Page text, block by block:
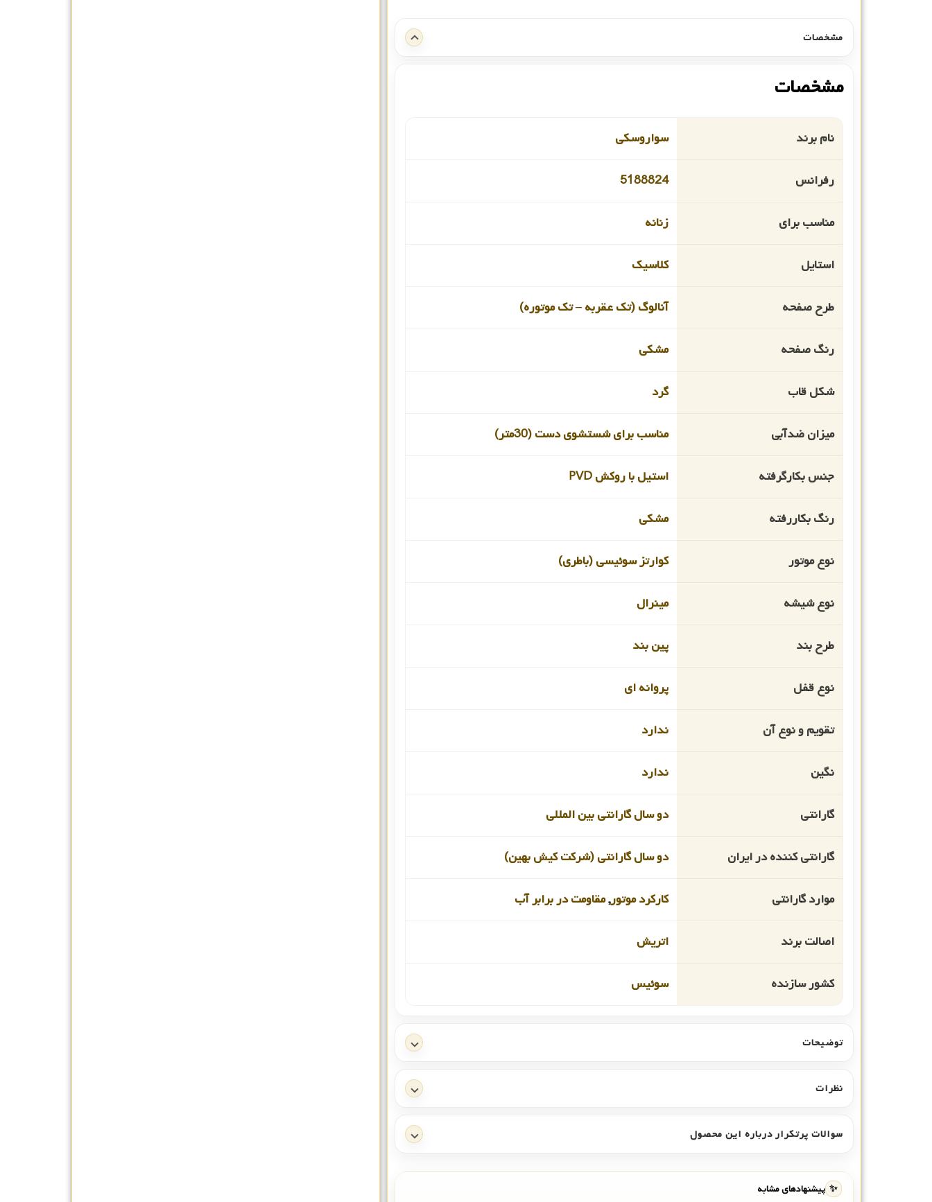
مشخصات
مشخصات
نام برند سواروسکی
رفرانس 5188824
مناسب برای زنانه
استایل کلاسیک
طرح صفحه آنالوگ (تک عقربه – تک موتوره)
رنگ صفحه مشکی
شکل قاب گرد
میزان ضدآبی مناسب برای شستشوی دست (30متر)
جنس بکارگرفته استیل با روکش PVD
رنگ بکاررفته مشکی
نوع موتور کوارتز سوئیسی (باطری)
نوع شیشه مینرال
طرح بند پین بند
نوع قفل پروانه ای
تقویم و نوع آن ندارد
نگین ندارد
گارانتی دو سال گارانتی بین المللی
گارانتی کننده در ایران دو سال گارانتی (شرکت کیش بهین)
موارد گارانتی کارکرد موتور,مقاومت در برابر آب
اصالت برند اتریش
کشور سازنده سوئیس
توضیحات
نظرات
سوالات پرتکرار درباره این محصول
✨ پیشنهادهای مشابه